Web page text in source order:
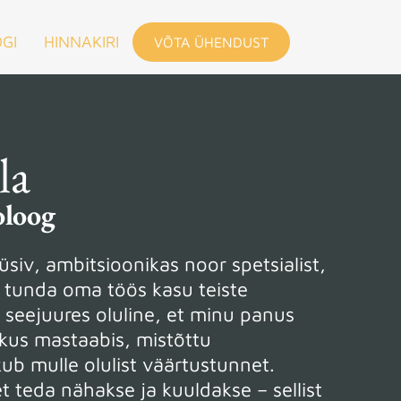
HINNAKIRI VÕTA ÜHENDUST
ambitsioonikas noor spetsialist,
oma töös kasu teiste
oluline, et minu panus
mastaabis, mistõttu
mulle olulist väärtustunnet.
teda nähakse ja kuuldakse – sellist